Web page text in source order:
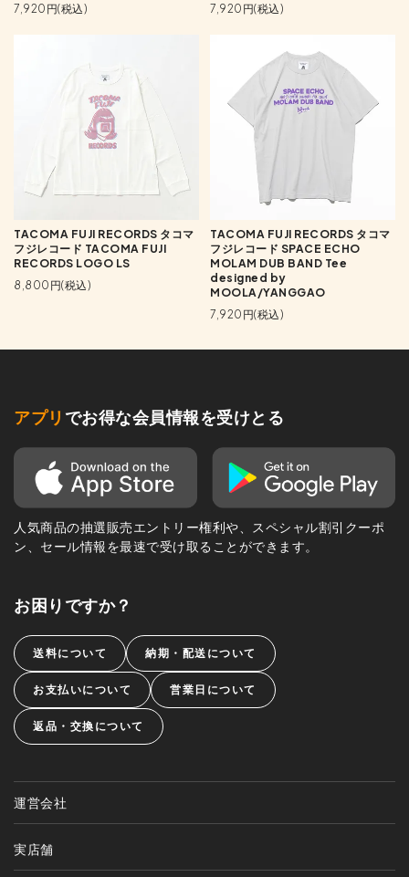
7,920円(税込)
7,920円(税込)
TACOMA FUJI RECORDS タコマ
フジレコード TACOMA FUJI
RECORDS LOGO LS
8,800円(税込)
TACOMA FUJI RECORDS タコマ
フジレコード SPACE ECHO
MOLAM DUB BAND Tee
designed by
MOOLA/YANGGAO
7,920円(税込)
アプリ でお得な会員情報を受けとる
人気商品の抽選販売エントリー権利や、スペシャル割引クーポ
ン、セール情報を最速で受け取ることができます。
お困りですか？
送料について 納期・配送について
お支払いについて 営業日について
返品・交換について
運営会社
実店舗